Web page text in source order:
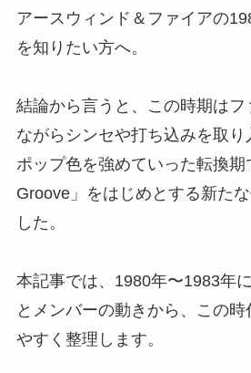
アースウィンド＆ファイアの
を知りたい方へ。
結論から言うと、この時期はフ
ながらシンセや打ち込みを取
ポップ色を強めていった転換期
Groove」をはじめとする新た
した。
本記事では、1980年〜1983年
とメンバーの動きから、この時
やすく整理します。